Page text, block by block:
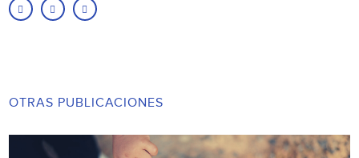
OTRAS PUBLICACIONES